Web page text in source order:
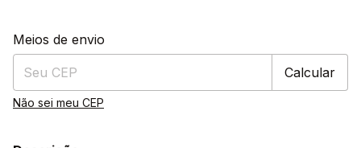
Entregas para o CEP:
Meios de envio
Calcular
Não sei meu CEP